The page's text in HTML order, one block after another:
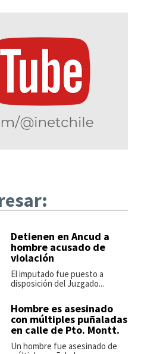
Detienen en Ancud a
hombre acusado de
violación
El imputado fue puesto a
disposición del Juzgado...
Hombre es asesinado
con múltiples puñaladas
en calle de Pto. Montt.
Un hombre fue asesinado de